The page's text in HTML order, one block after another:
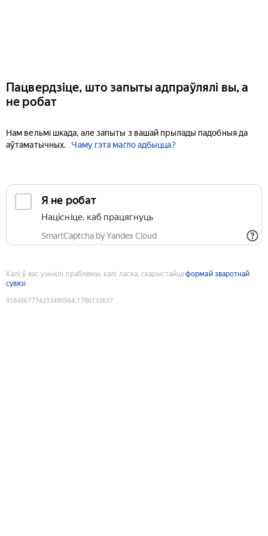
Пацвердзіце, што запыты адпраўлялі вы, а
не робат
Нам вельмі шкада, але запыты з вашай прылады падобныя да
аўтаматычных.
Чаму гэта магло адбыцца?
Я не робат
Націсніце, каб працягнуць
SmartCaptcha by Yandex Cloud
Калі ў вас узніклі праблемы, калі ласка, скарыстайцеформай зваротнай
сувязі
9184867774233490564:1786132637